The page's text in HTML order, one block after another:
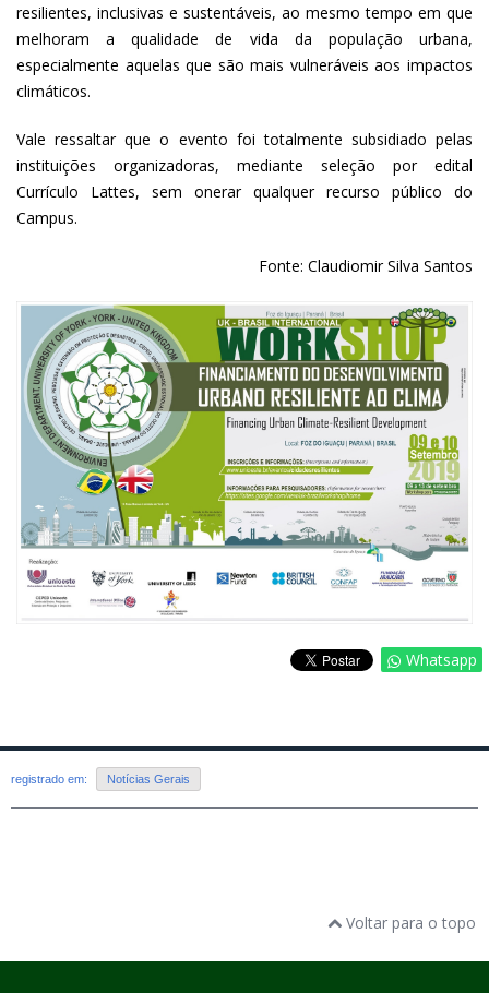
resilientes, inclusivas e sustentáveis, ao mesmo tempo em que
melhoram a qualidade de vida da população urbana,
especialmente aquelas que são mais vulneráveis aos impactos
climáticos.
Vale ressaltar que o evento foi totalmente subsidiado pelas
instituições organizadoras, mediante seleção por edital
Currículo Lattes, sem onerar qualquer recurso público do
Campus.
Fonte: Claudiomir Silva Santos
Whatsapp
registrado em: Notícias Gerais
Voltar para o topo